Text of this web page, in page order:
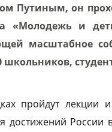
Путиным, он
«Молодежь и
масштабное
школьников,
пройдут лекции
достижений России